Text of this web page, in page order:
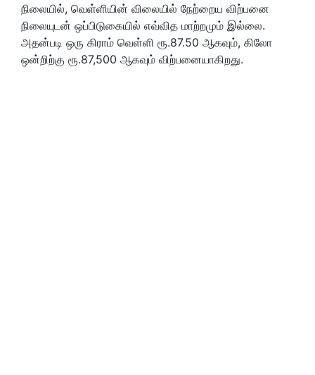
நிலையில், வெள்ளியின் விலையில் நேற்றைய விற்பனை
நிலையுடன் ஒப்பிடுகையில் எவ்வித மாற்றமும் இல்லை.
அதன்படி ஒரு கிராம் வெள்ளி ரூ.87.50 ஆகவும், கிலோ
ஒன்றிற்கு ரூ.87,500 ஆகவும் விற்பனையாகிறது.